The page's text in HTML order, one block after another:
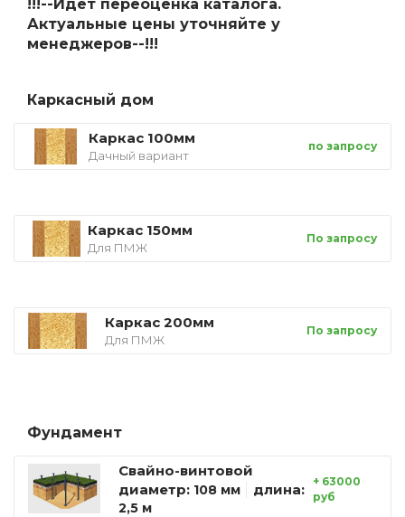
!!!--Идет переоценка каталога.
Актуальные цены уточняйте у
менеджеров--!!!
Каркасный дом
Каркас 100мм
Дачный вариант
по запросу
Каркас 150мм
Для ПМЖ
По запросу
Каркас 200мм
Для ПМЖ
По запросу
Фундамент
Свайно-винтовой
диаметр: 108 мм длина:
2,5 м
+ 63000
руб